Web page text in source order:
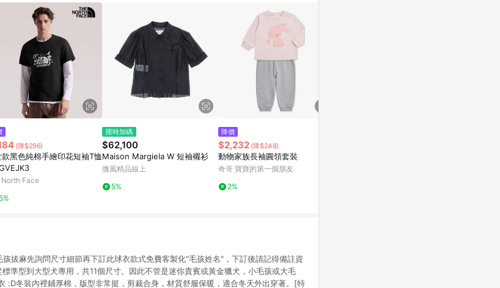
(降$296)
款黑色純棉手繪印花短袖T恤
Face
限時加碼
$62,100
Maison Margiela W 短袖襯衫
微風精品線上
5%
降價
$2,232 (降$248)
動物家族長袖圓領套裝
奇哥 寶寶的第一個朋友
2%
拔麻先詢問尺寸細節再下訂此球衣款式免費客製化"毛孩姓名"，下訂後請記得備註資
準型到大型犬專用，共11個尺寸。因此不管是迷你貴賓或黃金獵犬，小毛孩或大毛
:D冬裝內裡鋪厚棉，版型非常挺，剪裁合身，材質舒服保暖，適合冬天外出穿著。[特